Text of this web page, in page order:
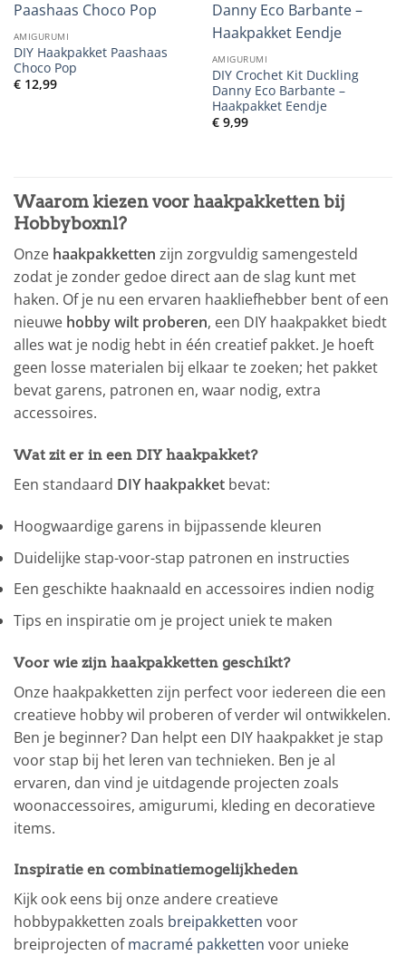
AMIGURUMI
DIY Haakpakket Paashaas
Choco Pop
€12,99
AMIGURUMI
DIY Crochet Kit Duckling
Danny Eco Barbante –
Haakpakket Eendje
€9,99
Waarom kiezen voor haakpakketten bij
Hobbyboxnl?
Onze haakpakketten zijn zorgvuldig samengesteld
zodat je zonder gedoe direct aan de slag kunt met
haken. Of je nu een ervaren haakliefhebber bent of een
nieuwe hobby wilt proberen, een DIY haakpakket biedt
alles wat je nodig hebt in één creatief pakket. Je hoeft
geen losse materialen bij elkaar te zoeken; het pakket
bevat garens, patronen en, waar nodig, extra
accessoires.
Wat zit er in een DIY haakpakket?
Een standaard DIY haakpakket bevat:
Hoogwaardige garens in bijpassende kleuren
Duidelijke stap-voor-stap patronen en instructies
Een geschikte haaknaald en accessoires indien nodig
Tips en inspiratie om je project uniek te maken
Voor wie zijn haakpakketten geschikt?
Onze haakpakketten zijn perfect voor iedereen die een
creatieve hobby wil proberen of verder wil ontwikkelen.
Ben je beginner? Dan helpt een DIY haakpakket je stap
voor stap bij het leren van technieken. Ben je al
ervaren, dan vind je uitdagende projecten zoals
woonaccessoires, amigurumi, kleding en decoratieve
items.
Inspiratie en combinatiemogelijkheden
Kijk ook eens bij onze andere creatieve
hobbypakketten zoals breipakketten voor
breiprojecten ofmacramé pakketten voor unieke